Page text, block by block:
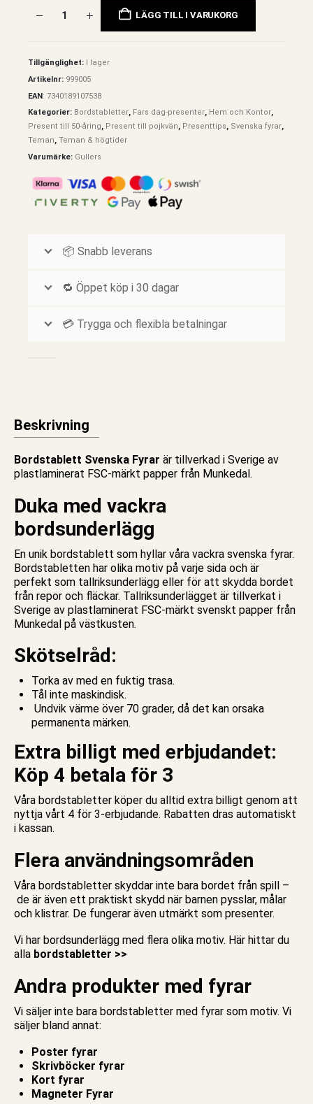
LÄGG TILL I VARUKORG
Tillgänglighet:
I lager
Artikelnr: 999005
EAN: 7340189107538
Kategorier: Bordstabletter, Fars dag-presenter, Hem och Kontor,
Present till 50-åring, Present till pojkvän, Presenttips, Svenska fyrar,
Teman, Teman & högtider
Varumärke: Gullers
📦 Snabb leverans
🔁 Öppet köp i 30 dagar
💳 Trygga och flexibla betalningar
Beskrivning
Bordstablett Svenska Fyrar är tillverkad i Sverige av
plastlaminerat FSC-märkt papper från Munkedal.
Duka med vackra
bordsunderlägg
En unik bordstablett som hyllar våra vackra svenska fyrar.
Bordstabletten har olika motiv på varje sida och är
perfekt som tallriksunderlägg eller för att skydda bordet
från repor och fläckar. Tallriksunderlägget är tillverkat i
Sverige av plastlaminerat FSC-märkt svenskt papper från
Munkedal på västkusten.
Skötselråd:
Torka av med en fuktig trasa.
Tål inte maskindisk.
Undvik värme över 70 grader, då det kan orsaka
permanenta märken.
Extra billigt med erbjudandet:
Köp 4 betala för 3
Våra bordstabletter köper du alltid extra billigt genom att
nyttja vårt 4 för 3-erbjudande. Rabatten dras automatiskt
i kassan.
Flera användningsområden
Våra bordstabletter skyddar inte bara bordet från spill –
de är även ett praktiskt skydd när barnen pysslar, målar
och klistrar. De fungerar även utmärkt som presenter.
Vi har bordsunderlägg med flera olika motiv. Här hittar du
alla bordstabletter >>
Andra produkter med fyrar
Vi säljer inte bara bordstabletter med fyrar som motiv. Vi
säljer bland annat:
Poster fyrar
Skrivböcker fyrar
Kort fyrar
Magneter Fyrar